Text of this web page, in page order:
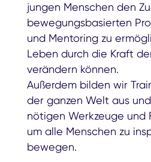
jungen Menschen den
bewegungsbasierten
und Mentoring zu
Leben durch die Kraft
verändern können.
Außerdem bilden wir
der ganzen Welt aus
nötigen Werkzeuge und
um alle Menschen zu
bewegen.